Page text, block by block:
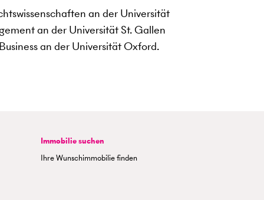
an der Universität
an der Universität St. Gallen
an der Universität Oxford.
Immobilie suchen
Ihre Wunschimmobilie finden